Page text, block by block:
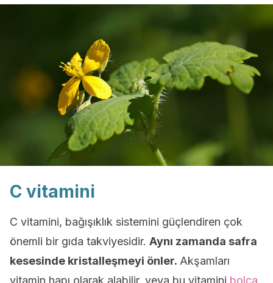
C vitamini
C vitamini, bağışıklık sistemini güçlendiren çok
önemli bir gıda takviyesidir. Aynı zamanda safra
kesesinde kristalleşmeyi önler. Akşamları
vitamin hapı olarak alabilir, veya bu vitamini bolca